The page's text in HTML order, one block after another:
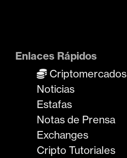
Enlaces Rápidos
Criptomercados
Noticias
Estafas
Notas de Prensa
Exchanges
Cripto Tutoriales